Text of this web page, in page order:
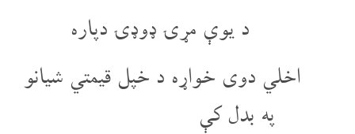
د یوې مړۍ ډوډۍ دپاره
اخلي دوی خواړه د خپل قیمتي شیانو
په بدل کې